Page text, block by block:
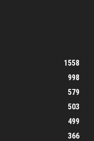
1558
998
579
503
499
366